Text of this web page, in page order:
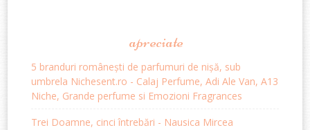
apreciate
5 branduri românești de parfumuri de nișă, sub
umbrela Nichesent.ro - Calaj Perfume, Adi Ale Van, A13
Niche, Grande perfume si Emozioni Fragrances
Trei Doamne, cinci întrebări - Nausica Mircea